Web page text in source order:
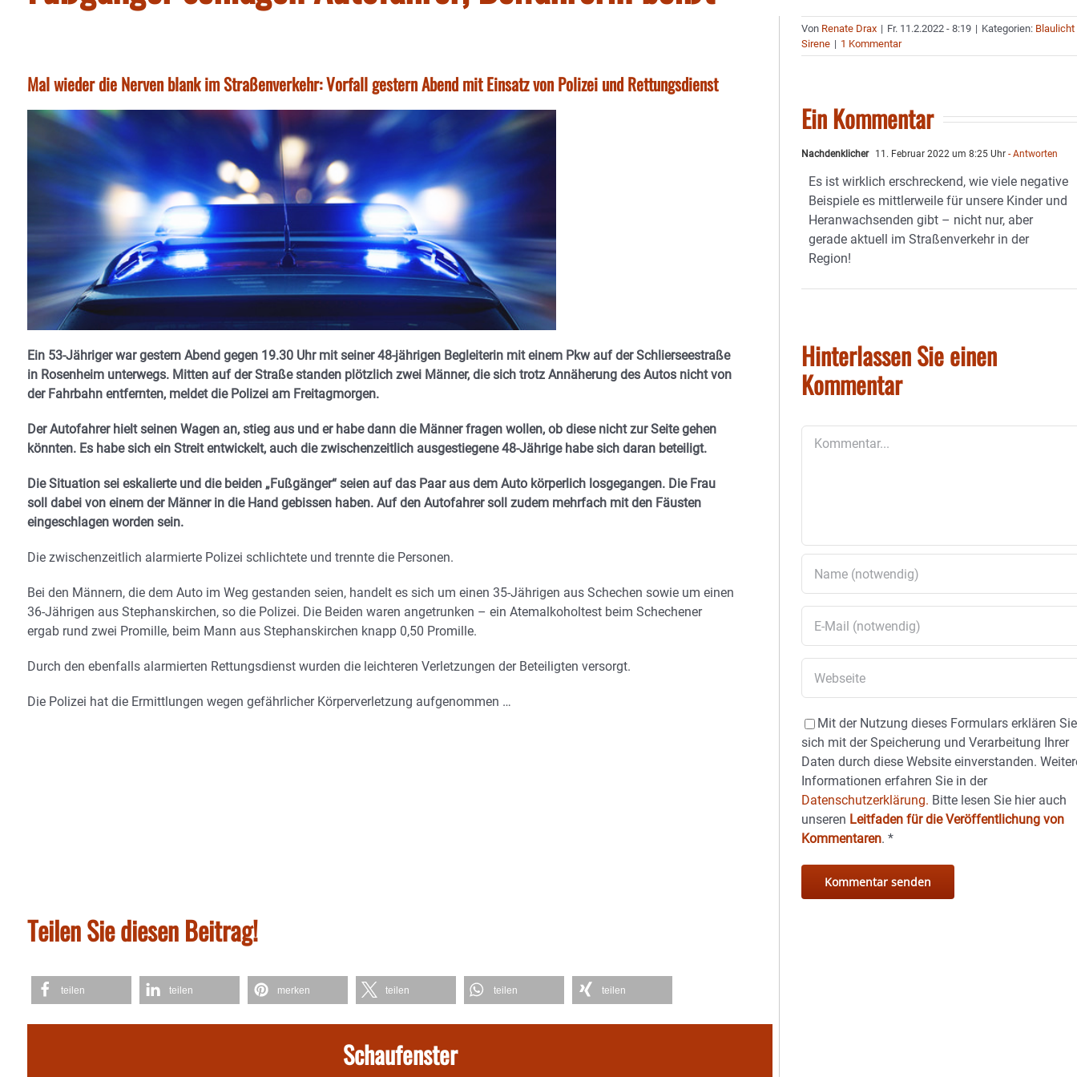
Mal wieder die Nerven blank im Straßenverkehr: Vorfall gestern Abend mit Einsatz von Polizei und Rettungsdienst
Ein 53-Jähriger war gestern Abend gegen 19.30 Uhr mit seiner 48-jährigen Begleiterin mit einem Pkw auf der Schlierseestraße
in Rosenheim unterwegs. Mitten auf der Straße standen plötzlich zwei Männer, die sich trotz Annäherung des Autos nicht von
der Fahrbahn entfernten, meldet die Polizei am Freitagmorgen.
Der Autofahrer hielt seinen Wagen an, stieg aus und er habe dann die Männer fragen wollen, ob diese nicht zur Seite gehen
könnten. Es habe sich ein Streit entwickelt, auch die zwischenzeitlich ausgestiegene 48-Jährige habe sich daran beteiligt.
Die Situation sei eskalierte und die beiden „Fußgänger“ seien auf das Paar aus dem Auto körperlich losgegangen. Die Frau
soll dabei von einem der Männer in die Hand gebissen haben. Auf den Autofahrer soll zudem mehrfach mit den Fäusten
eingeschlagen worden sein.
Die zwischenzeitlich alarmierte Polizei schlichtete und trennte die Personen.
Bei den Männern, die dem Auto im Weg gestanden seien, handelt es sich um einen 35-Jährigen aus Schechen sowie um einen
36-Jährigen aus Stephanskirchen, so die Polizei. Die Beiden waren angetrunken – ein Atemalkoholtest beim Schechener
ergab rund zwei Promille, beim Mann aus Stephanskirchen knapp 0,50 Promille.
Durch den ebenfalls alarmierten Rettungsdienst wurden die leichteren Verletzungen der Beteiligten versorgt.
Die Polizei hat die Ermittlungen wegen gefährlicher Körperverletzung aufgenommen …
Teilen Sie diesen Beitrag!
teilen teilen merken teilen teilen teilen
Schaufenster
Von Renate Drax | Fr. 11.2.2022 - 8:19 | Kategorien: Blaulicht
Sirene | 1 Kommentar
Ein Kommentar
Nachdenklicher 11. Februar 2022 um 8:25 Uhr - Antworten
Es ist wirklich erschreckend, wie viele negative
Beispiele es mittlerweile für unsere Kinder und
Heranwachsenden gibt – nicht nur, aber
gerade aktuell im Straßenverkehr in der
Region!
Hinterlassen Sie einen
Kommentar
Mit der Nutzung dieses Formulars erklären Sie
sich mit der Speicherung und Verarbeitung Ihrer
Daten durch diese Website einverstanden.
Informationen erfahren Sie in der
Datenschutzerklärung. Bitte lesen Sie hier auch
unseren Leitfaden für die Veröffentlichung von
Kommentaren.*